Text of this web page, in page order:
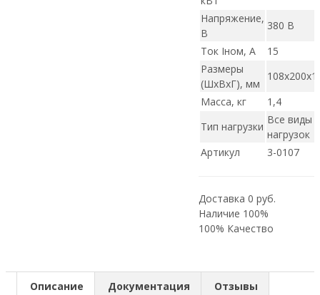
Напряжение,
В
380 В
Ток Iном, А
15
Размеры
(ШxВxГ), мм
Масса, кг
1,4
Тип нагрузки
Все виды
нагрузок
Артикул
3-0107
Доставка 0 руб.
Наличие 100%
100% Качество
Описание Документация Отзывы